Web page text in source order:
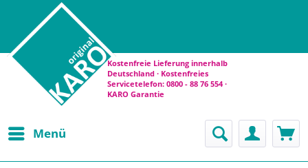
Kostenfreie Lieferung innerhalb
Deutschland · Kostenfreies
Servicetelefon: 0800 - 88 76 554 ·
KARO Garantie
Menü